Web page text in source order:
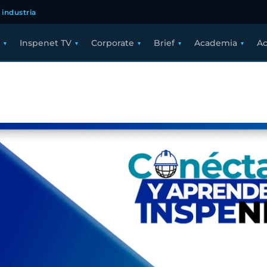
industria
Inspenet TV Corporate Brief Academia